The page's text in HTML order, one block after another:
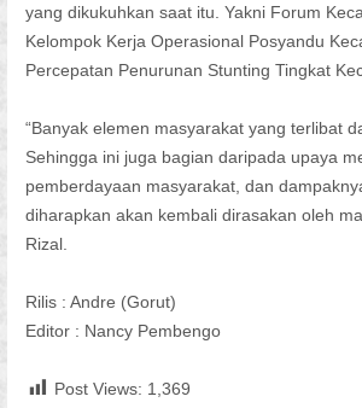
yang dikukuhkan saat itu. Yakni Forum
Kelompok Kerja Operasional Posyandu
Percepatan Penurunan Stunting Tingkat
“Banyak elemen masyarakat yang terlibat
Sehingga ini juga bagian daripada upaya
pemberdayaan masyarakat, dan
diharapkan akan kembali dirasakan oleh
Rizal.
Rilis : Andre (Gorut)
Editor : Nancy Pembengo
Post Views: 1,369